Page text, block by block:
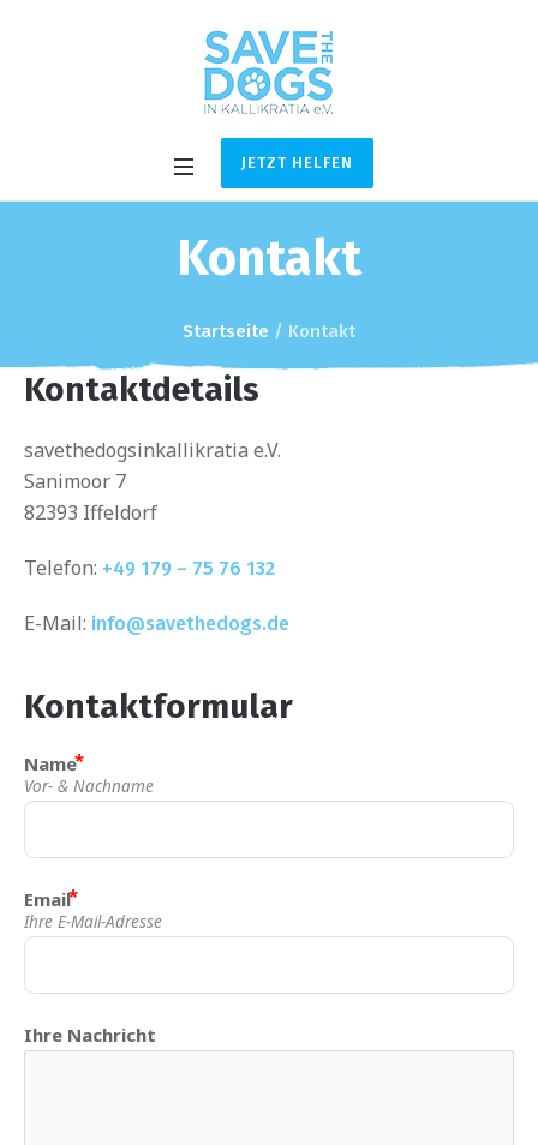
JETZT HELFEN
Kontakt
Startseite / Kontakt
Kontaktdetails
savethedogsinkallikratia e.V.
Sanimoor 7
82393 Iffeldorf
Telefon: +49 179 – 75 76 132
E-Mail: info@savethedogs.de
Kontaktformular
Name
Vor- & Nachname
Email
Ihre E-Mail-Adresse
Ihre Nachricht